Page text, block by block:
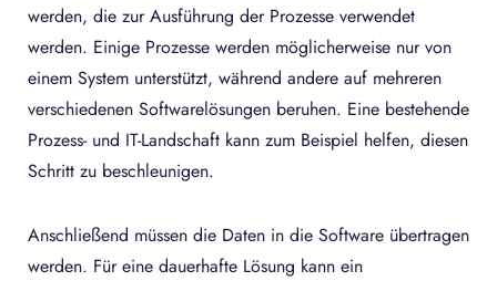
werden, die zur Ausführung der Prozesse verwendet
werden. Einige Prozesse werden möglicherweise nur von
einem System unterstützt, während andere auf mehreren
verschiedenen Softwarelösungen beruhen. Eine bestehende
Prozess- und IT-Landschaft kann zum Beispiel helfen, diesen
Schritt zu beschleunigen.
Anschließend müssen die Daten in die Software übertragen
werden. Für eine dauerhafte Lösung kann ein